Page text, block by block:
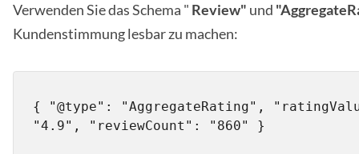
Verwenden Sie das Schema " Review" und
Kundenstimmung lesbar zu machen:
{ "@type": "AggregateRating",
"4.9", "reviewCount": "860" }